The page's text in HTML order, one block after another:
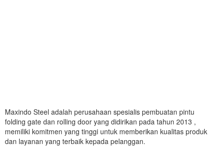
Maxindo Steel adalah perusahaan spesialis pembuatan pintu
folding gate dan rolling door yang didirikan pada tahun 2013 ,
memiliki komitmen yang tinggi untuk memberikan kualitas produk
dan layanan yang terbaik kepada pelanggan.